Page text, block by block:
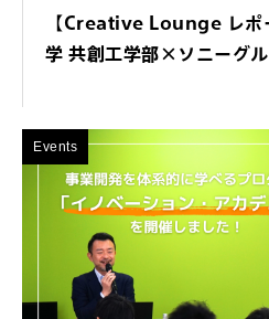
【Creative Lounge レポ
学 共創工学部×ソニーグ
Events